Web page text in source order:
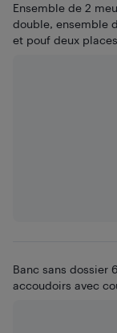
Ensemble de 2
double, ensemble
et pouf deux
Banc sans dossier
accoudoirs avec